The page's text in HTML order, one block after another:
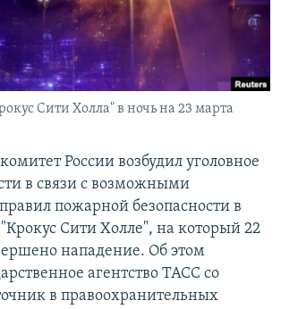
РС
Сити Холла" в ночь на 23 марта
России возбудил уголовное
в связи с возможными
пожарной безопасности в
Сити Холле", на который 22
нападение. Об этом
агентство ТАСС со
в правоохранительных